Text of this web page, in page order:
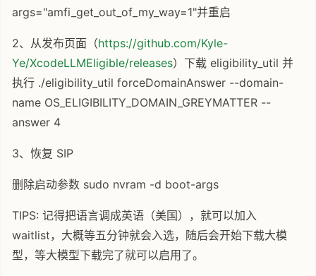
args="amfi_get_out_of_my_way=1"并重启
2、从发布页面（https://github.com/Kyle-
Ye/XcodeLLMEligible/releases）下载 eligibility_util 并
执行 ./eligibility_util forceDomainAnswer --domain-
name OS_ELIGIBILITY_DOMAIN_GREYMATTER --
answer 4
3、恢复 SIP
删除启动参数 sudo nvram -d boot-args
TIPS: 记得把语言调成英语（美国），就可以加入
waitlist，大概等五分钟就会入选，随后会开始下载大模
型，等大模型下载完了就可以启用了。